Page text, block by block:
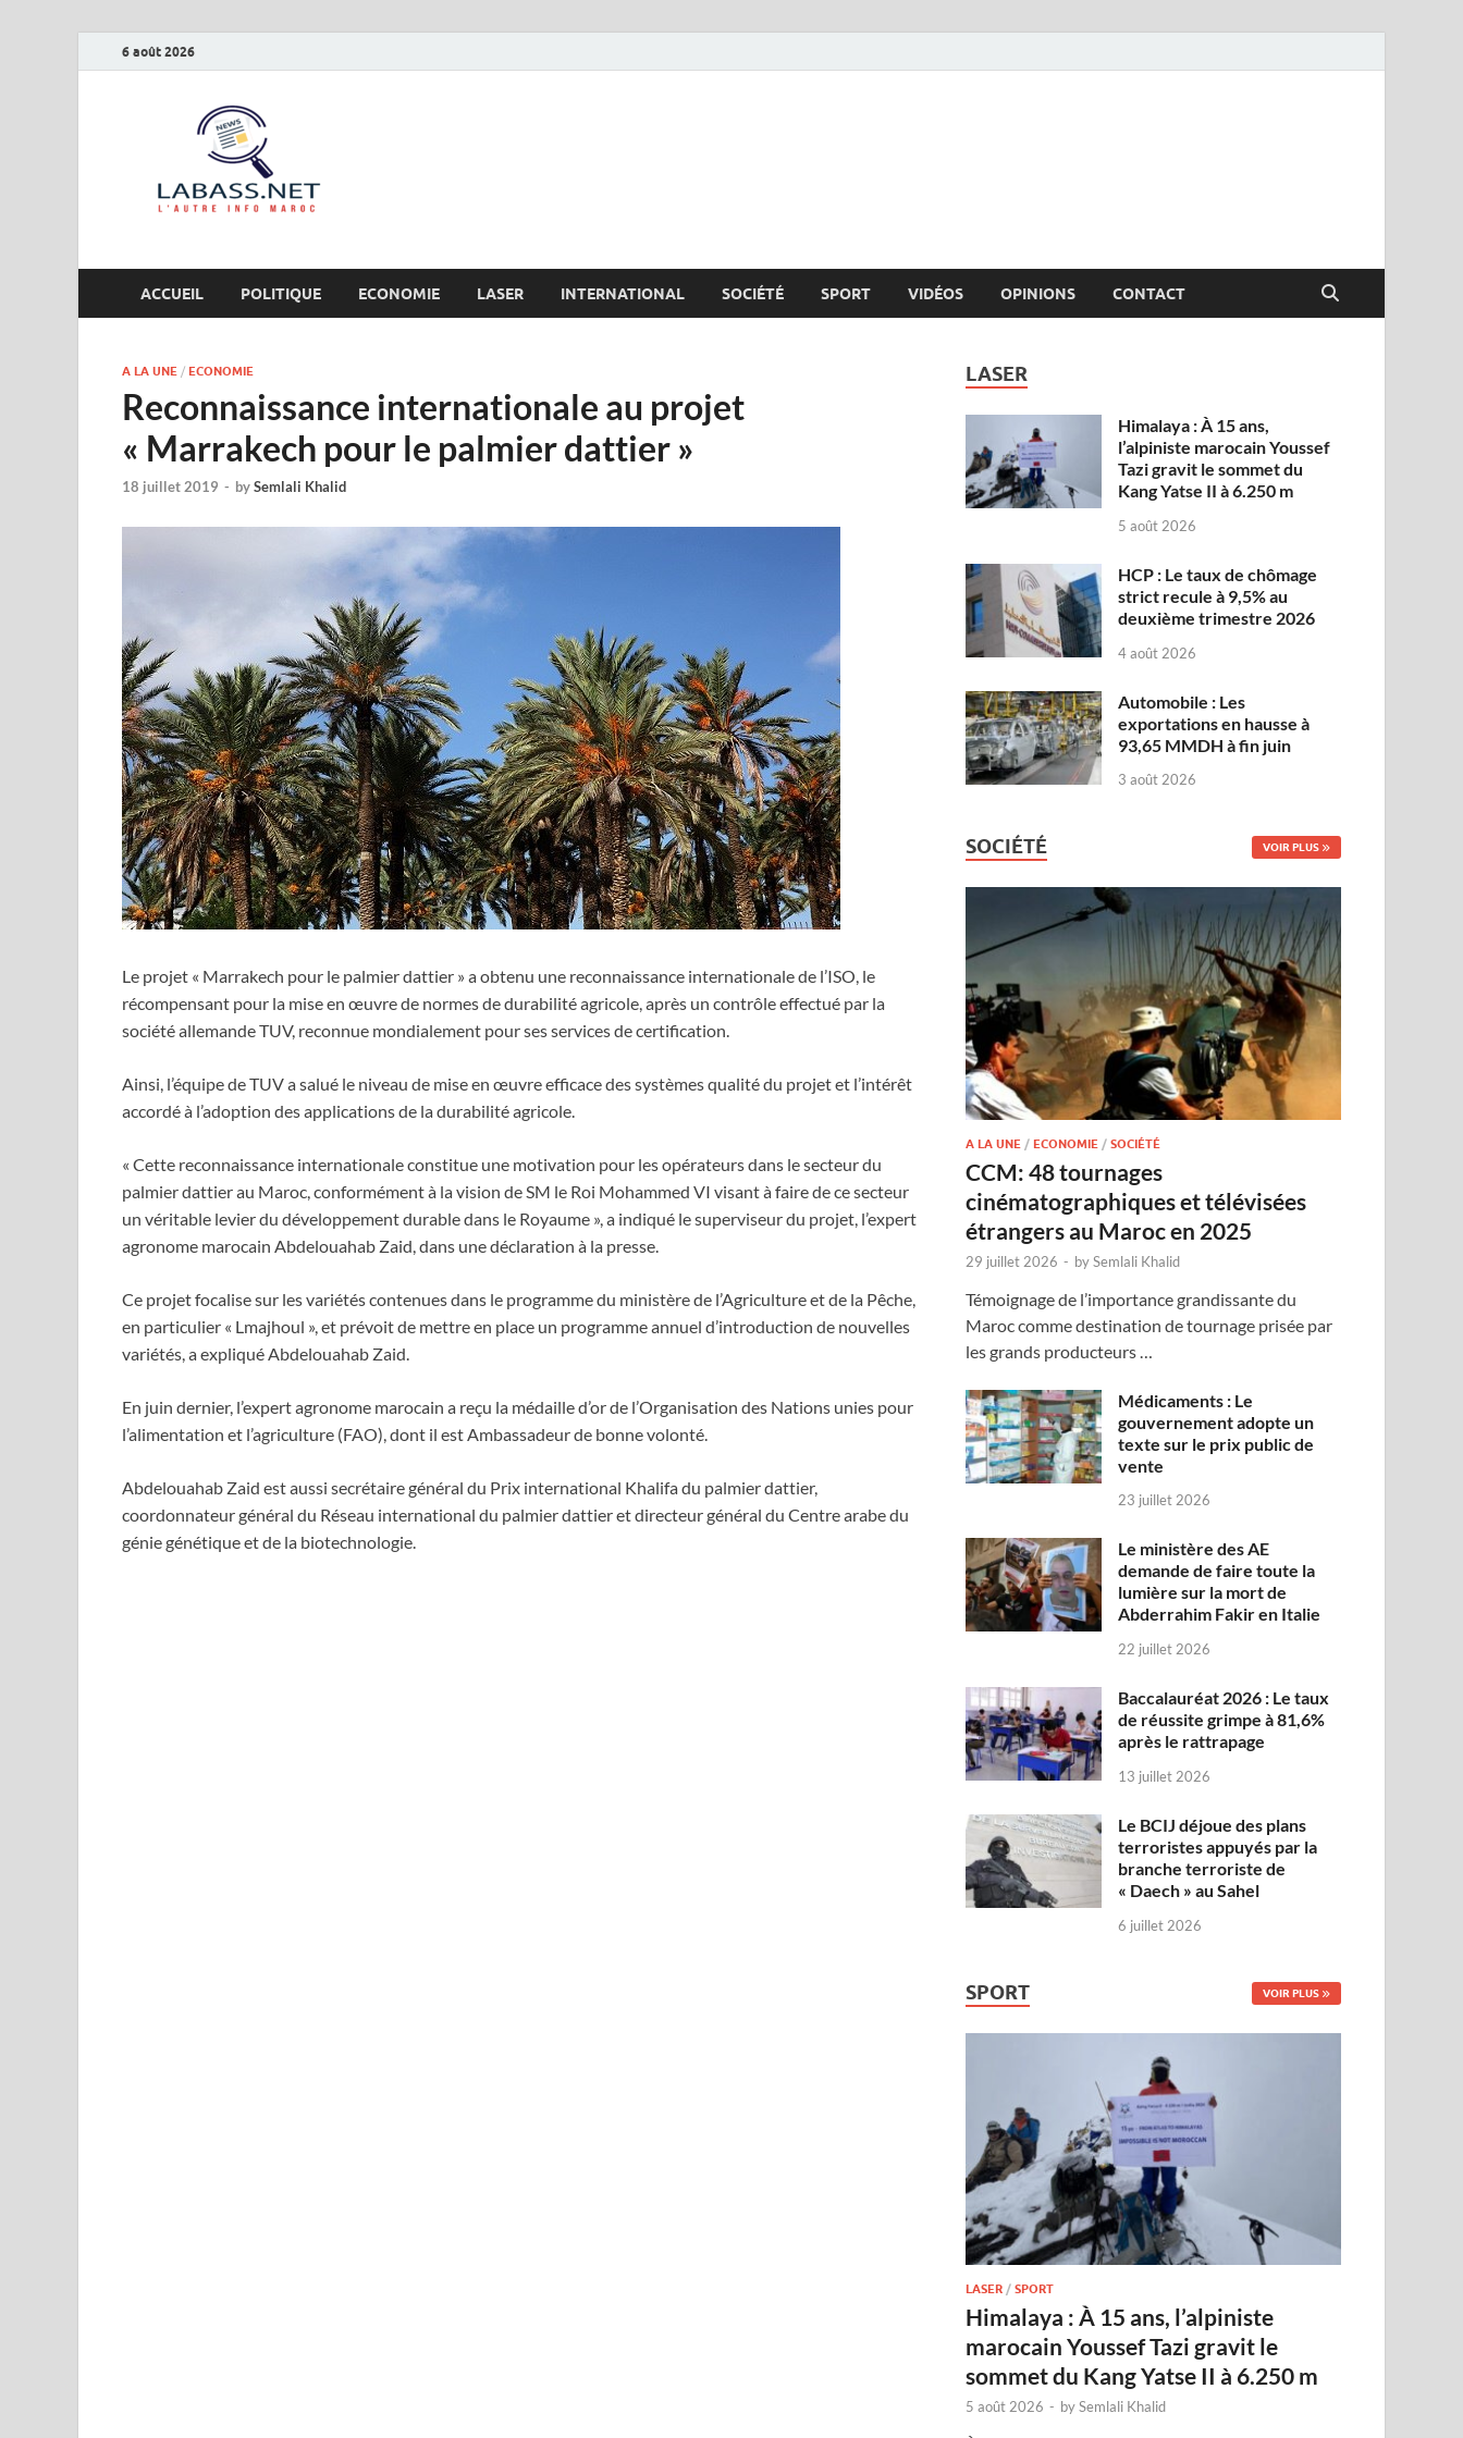
6 août 2026
ACCUEIL POLITIQUE ECONOMIE LASER INTERNATIONAL SOCIÉTÉ SPORT VIDÉOS OPINIONS CONTACT
A LA UNE / ECONOMIE
Reconnaissance internationale au projet
« Marrakech pour le palmier dattier »
18 juillet 2019 - bySemlali Khalid
Le projet « Marrakech pour le palmier dattier » a obtenu une reconnaissance internationale de l’ISO, le
récompensant pour la mise en œuvre de normes de durabilité agricole, après un contrôle effectué par la
société allemande TUV, reconnue mondialement pour ses services de certification.
Ainsi, l’équipe de TUV a salué le niveau de mise en œuvre efficace des systèmes qualité du projet et l’intérêt
accordé à l’adoption des applications de la durabilité agricole.
« Cette reconnaissance internationale constitue une motivation pour les opérateurs dans le secteur du
palmier dattier au Maroc, conformément à la vision de SM le Roi Mohammed VI visant à faire de ce secteur
un véritable levier du développement durable dans le Royaume », a indiqué le superviseur du projet, l’expert
agronome marocain Abdelouahab Zaid, dans une déclaration à la presse.
Ce projet focalise sur les variétés contenues dans le programme du ministère de l’Agriculture et de la Pêche,
en particulier « Lmajhoul », et prévoit de mettre en place un programme annuel d’introduction de nouvelles
variétés, a expliqué Abdelouahab Zaid.
En juin dernier, l’expert agronome marocain a reçu la médaille d’or de l’Organisation des Nations unies pour
l’alimentation et l’agriculture (FAO), dont il est Ambassadeur de bonne volonté.
Abdelouahab Zaid est aussi secrétaire général du Prix international Khalifa du palmier dattier,
coordonnateur général du Réseau international du palmier dattier et directeur général du Centre arabe du
génie génétique et de la biotechnologie.
LASER
Himalaya : À 15 ans,
l’alpiniste marocain Youssef
Tazi gravit le sommet du
Kang Yatse II à 6.250 m
5 août 2026
HCP : Le taux de chômage
strict recule à 9,5% au
deuxième trimestre 2026
4 août 2026
Automobile : Les
exportations en hausse à
93,65 MMDH à fin juin
3 août 2026
SOCIÉTÉ VOIR PLUS
A LA UNE /ECONOMIE /SOCIÉTÉ
CCM: 48 tournages
cinématographiques et télévisées
étrangers au Maroc en 2025
29 juillet 2026 - bySemlali Khalid
Témoignage de l’importance grandissante du
Maroc comme destination de tournage prisée par
les grands producteurs …
Médicaments : Le
gouvernement adopte un
texte sur le prix public de
vente
23 juillet 2026
Le ministère des AE
demande de faire toute la
lumière sur la mort de
Abderrahim Fakir en Italie
22 juillet 2026
Baccalauréat 2026 : Le taux
de réussite grimpe à 81,6%
après le rattrapage
13 juillet 2026
Le BCIJ déjoue des plans
terroristes appuyés par la
branche terroriste de
« Daech » au Sahel
6 juillet 2026
SPORT VOIR PLUS
LASER /SPORT
Himalaya : À 15 ans, l’alpiniste
marocain Youssef Tazi gravit le
sommet du Kang Yatse II à 6.250 m
5 août 2026 - bySemlali Khalid